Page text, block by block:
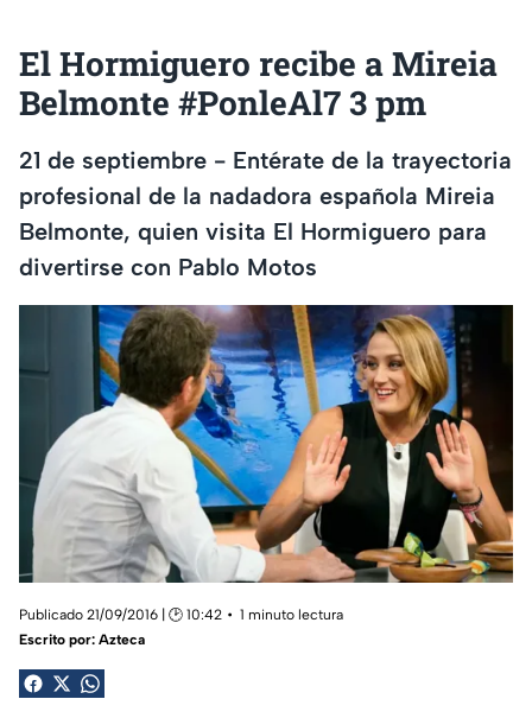
El Hormiguero recibe a Mireia
Belmonte #PonleAl7 3 pm
21 de septiembre - Entérate de la trayectoria
profesional de la nadadora española Mireia
Belmonte, quien visita El Hormiguero para
divertirse con Pablo Motos
Publicado 21/09/2016 | 🕑 10:42
1 minuto lectura
Escrito por: Azteca